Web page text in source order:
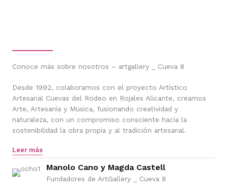
Conoce más sobre nosotros – artgallery _ Cueva 8
Desde 1992, colaboramos con el proyecto Artístico
Artesanal Cuevas del Rodeo en Rojales Alicante, creamos
Arte, Artesanía y Música, fusionando creatividad y
naturaleza, con un compromiso consciente hacia la
sostenibilidad la obra propia y al tradición artesanal.
Leer más
Manolo Cano y Magda Castell
Fundadores de ArtGallery _ Cueva 8